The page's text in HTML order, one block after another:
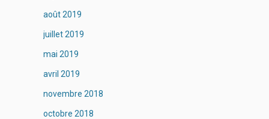
août 2019
juillet 2019
mai 2019
avril 2019
novembre 2018
octobre 2018